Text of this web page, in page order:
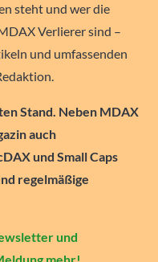
steht und wer die
Verlierer sind –
und umfassenden
Stand. Neben MDAX
auch
und Small Caps
regelmäßige
und